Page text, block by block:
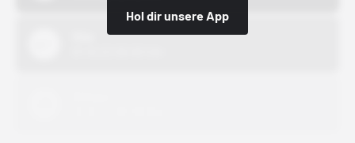
Hol dir unsere App